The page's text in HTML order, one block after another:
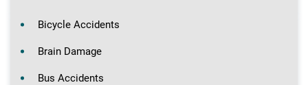
Bicycle Accidents
Brain Damage
Bus Accidents